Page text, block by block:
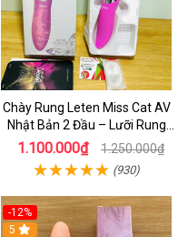
Chày Rung Leten Miss Cat AV
Nhật Bản 2 Đầu – Lưỡi Rung
Siêu Mạnh Kết Hợp Sưởi Ấm Cho
Nữ Sung Sướng
1.100.000₫ 1.250.000₫
(930)
-12%
5